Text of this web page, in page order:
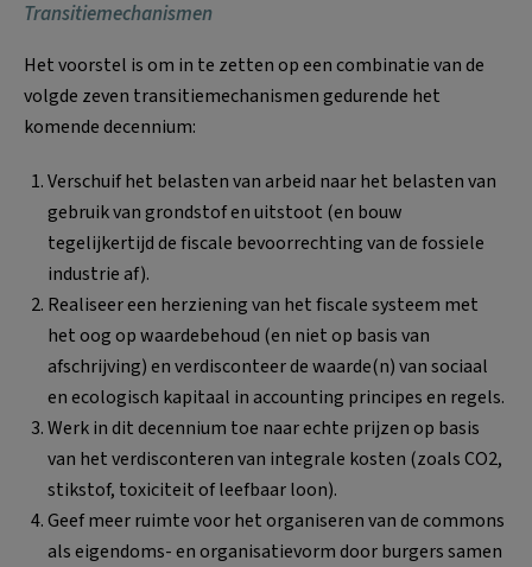
Transitiemechanismen
Het voorstel is om in te zetten op een combinatie van de
volgde zeven transitiemechanismen gedurende het
komende decennium:
Verschuif het belasten van arbeid naar het belasten van
gebruik van grondstof en uitstoot (en bouw
tegelijkertijd de fiscale bevoorrechting van de fossiele
industrie af).
Realiseer een herziening van het fiscale systeem met
het oog op waardebehoud (en niet op basis van
afschrijving) en verdisconteer de waarde(n) van sociaal
en ecologisch kapitaal in accounting principes en regels.
Werk in dit decennium toe naar echte prijzen op basis
van het verdisconteren van integrale kosten (zoals CO2,
stikstof, toxiciteit of leefbaar loon).
Geef meer ruimte voor het organiseren van de commons
als eigendoms- en organisatievorm door burgers samen